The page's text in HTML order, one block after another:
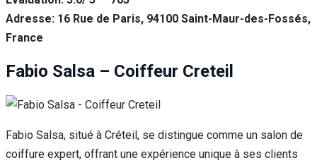
Adresse: 16 Rue de Paris, 94100 Saint-Maur-des-Fossés,
France
Fabio Salsa – Coiffeur Creteil
Fabio Salsa, situé à Créteil, se distingue comme un salon de
coiffure expert, offrant une expérience unique à ses clients